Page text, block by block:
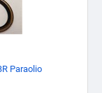
Paraolio